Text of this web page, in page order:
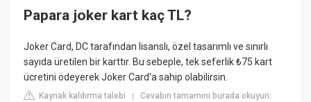
Papara joker kart kaç TL?
Joker Card, DC tarafından lisanslı, özel tasarımlı ve sınırlı
sayıda üretilen bir karttır. Bu sebeple, tek seferlik ₺75 kart
ücretini ödeyerek Joker Card'a sahip olabilirsin.
Kaynak kaldırma talebi |Cevabın tamamını burada okuyun: